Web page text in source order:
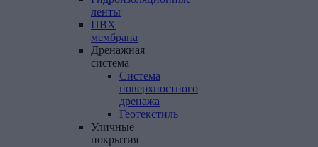
ленты
ПВХ
мембрана
Дренажная
система
Система
поверхностного
дренажа
Геотекстиль
Уличные
покрытия